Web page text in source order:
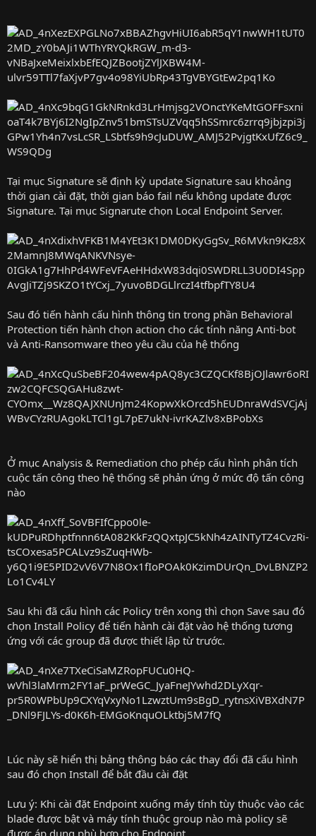
Tại mục Signature sẽ định kỳ update Signature sau khoảng
thời gian cài đặt, thời gian báo fail nếu không update được
Signature. Tại mục Signarute chọn Local Endpoint Server.
Sau đó tiến hành cấu hình thông tin trong phần Behavioral
Protection tiến hành chọn action cho các tính năng Anti-bot
và Anti-Ransomware theo yêu cầu của hệ thống
Ở mục Analysis & Remediation cho phép cấu hình phân tích
cuộc tấn công theo hệ thống sẽ phản ứng ở mức độ tấn công
nào
Sau khi đã cấu hình các Policy trên xong thì chọn Save sau đó
chọn Install Policy để tiến hành cài đặt vào hệ thống tương
ứng với các group đã được thiết lập từ trước.
Lúc này sẽ hiển thị bảng thông báo các thay đổi đã cấu hình
sau đó chọn Install để bắt đầu cài đặt
Lưu ý: Khi cài đặt Endpoint xuống máy tính tùy thuộc vào các
blade được bật và máy tính thuộc group nào mà policy sẽ
được áp dụng phù hợp cho Endpoint